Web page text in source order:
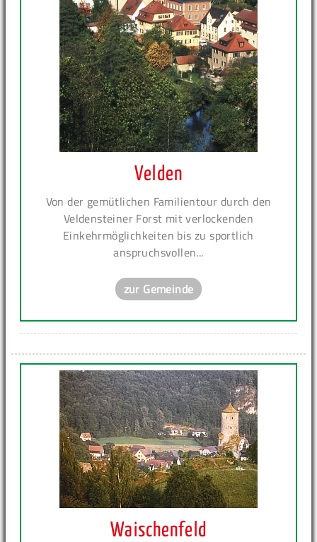
Velden
Von der gemütlichen Familientour durch den
Veldensteiner Forst mit verlockenden
Einkehrmöglichkeiten bis zu sportlich
anspruchsvollen...
zur Gemeinde
Waischenfeld